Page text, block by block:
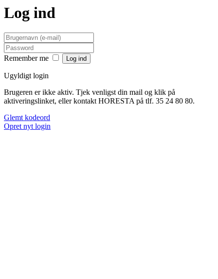
Log ind
Remember me
Ugyldigt login
Brugeren er ikke aktiv. Tjek venligst din mail og klik på
aktiveringslinket, eller kontakt HORESTA på tlf. 35 24 80 80.
Glemt kodeord
Opret nyt login